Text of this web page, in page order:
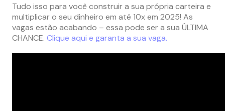
Tudo isso para você construir a sua própria carteira e
multiplicar o seu dinheiro em até 10x em 2025! As
vagas estão acabando – essa pode ser a sua ÚLTIMA
CHANCE. Clique aqui e garanta a sua vaga.